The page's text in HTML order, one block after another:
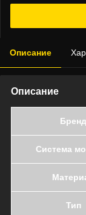
Описание
Описание
Бренд
Система
Тип